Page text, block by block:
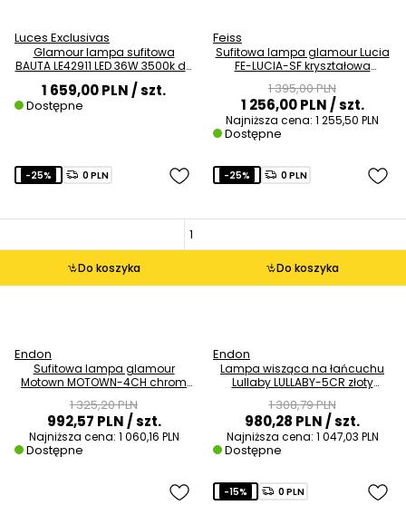
Luces Exclusivas
Glamour lampa sufitowa
BAUTA LE42911 LED 36W 3500k do
salonu złota
1 659,00 PLN/ szt.
Dostępne
Feiss
Sufitowa lampa glamour Lucia
FE-LUCIA-SF kryształowa
1 395,00 PLN
1 256,00 PLN/ szt.
Najniższa cena: 1 255,50 PLN
Dostępne
Do koszyka
-25% 0 PLN
Endon
Sufitowa lampa glamour
Motown MOTOWN-4CH chrom
1 325,20 PLN
992,57 PLN/ szt.
Najniższa cena: 1 060,16 PLN
Dostępne
Do koszyka
-25% 0 PLN
Endon
Lampa wisząca na łańcuchu
Lullaby LULLABY-5CR złoty
1 308,79 PLN
980,28 PLN/ szt.
Najniższa cena: 1 047,03 PLN
Dostępne
-15% 0 PLN